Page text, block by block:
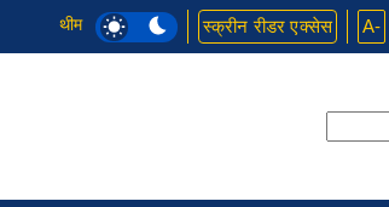
थीम स्क्रीन रीडर एक्सेस A-